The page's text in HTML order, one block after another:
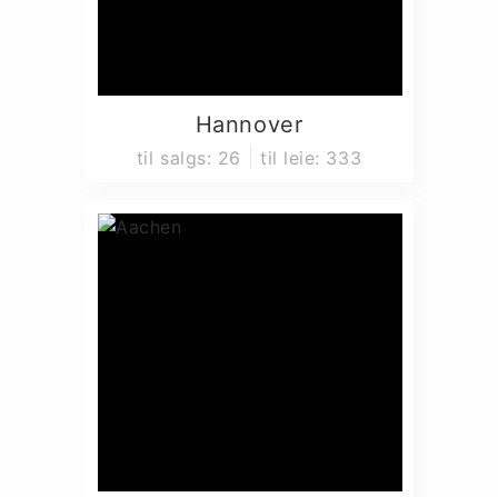
Hannover
til salgs: 26 til leie: 333